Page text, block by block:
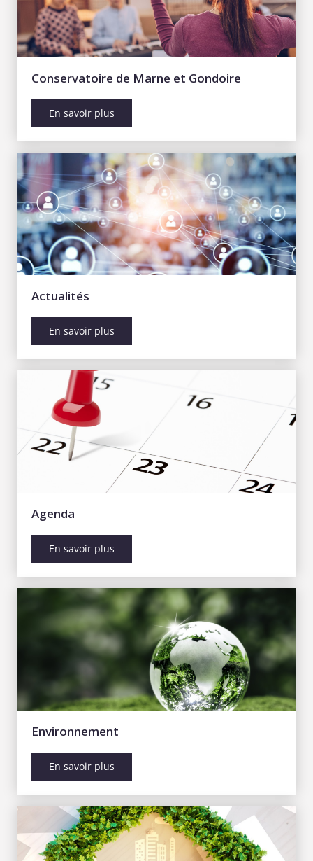
Conservatoire de Marne et Gondoire
En savoir plus
Actualités
En savoir plus
Agenda
En savoir plus
Environnement
En savoir plus